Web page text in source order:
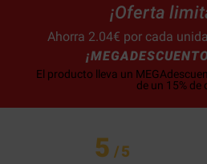
¡Oferta
Ahorra 2.04€ por cada
El producto lleva un
de un 15% de
5/5